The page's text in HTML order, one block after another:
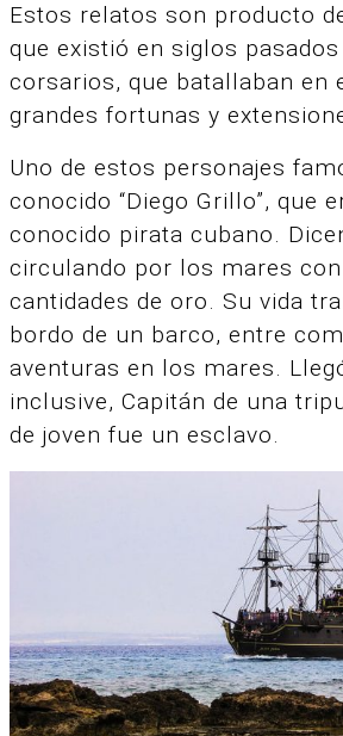
Estos relatos son producto
que existió en siglos
corsarios, que batallaban en
grandes fortunas y
Uno de estos personajes
conocido “Diego Grillo”, que
conocido pirata cubano.
circulando por los mares
cantidades de oro. Su vida
bordo de un barco, entre
aventuras en los mares.
inclusive, Capitán de una
de joven fue un esclavo.